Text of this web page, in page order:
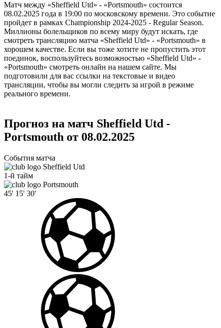
Матч между «Sheffield Utd» - «Portsmouth» состоится
08.02.2025 года в 19:00 по московскому времени. Это событие
пройдет в рамках Championship 2024-2025 - Regular Season.
Миллионы болельщиков по всему миру будут искать, где
смотреть трансляцию матча «Sheffield Utd» - «Portsmouth» в
хорошем качестве. Если вы тоже хотите не пропустить этот
поединок, воспользуйтесь возможностью «Sheffield Utd» -
«Portsmouth» смотреть онлайн на нашем сайте. Мы
подготовили для вас ссылки на текстовые и видео
трансляции, чтобы вы могли следить за игрой в режиме
реального времени.
Прогноз на матч Sheffield Utd -
Portsmouth от 08.02.2025
События матча
Sheffield Utd
1-й тайм
Portsmouth
45' 15' 30'